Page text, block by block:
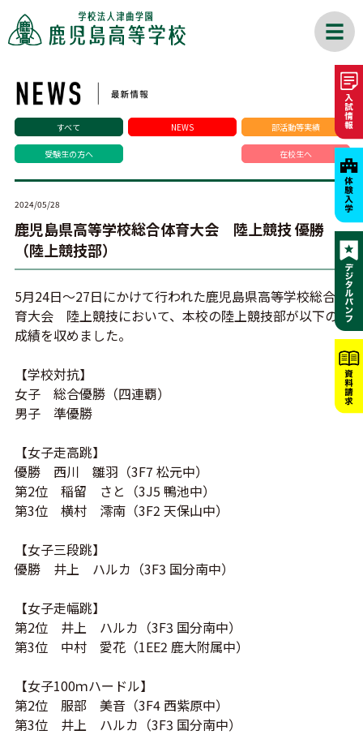
すべて NEWS 部活動等実績
受験生の方へ 在校生へ
2024/05/28
鹿児島県高等学校総合体育大会 陸上競技 優勝
（陸上競技部）
5月24日～27日にかけて行われた鹿児島県高等学校総合体
育大会 陸上競技において、本校の陸上競技部が以下の
成績を収めました。
【学校対抗】
女子 総合優勝（四連覇）
男子 準優勝
【女子走高跳】
優勝 西川 雛羽（3F7 松元中）
第2位 稲留 さと（3J5 鴨池中）
第3位 横村 澪南（3F2 天保山中）
【女子三段跳】
優勝 井上 ハルカ（3F3 国分南中）
【女子走幅跳】
第2位 井上 ハルカ（3F3 国分南中）
第3位 中村 愛花（1EE2 鹿大附属中）
【女子100ｍハードル】
第2位 服部 美音（3F4 西紫原中）
第3位 井上 ハルカ（3F3 国分南中）